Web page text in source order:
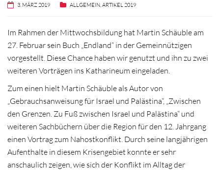
3. MÄRZ 2019 ALLGEMEIN ARTIKEL 2019
Im Rahmen der Mittwochsbildung hat Martin Schäuble am
27. Februar sein Buch „Endland“ in der Gemeinnützigen
vorgestellt. Diese Chance haben wir genutzt und ihn zu zwei
weiteren Vorträgen ins Katharineum eingeladen.
Zum einen hielt Martin Schäuble als Autor von
„Gebrauchsanweisung für Israel und Palästina“, „Zwischen
den Grenzen. Zu Fuß zwischen Israel und Palästina“ und
weiteren Sachbüchern über die Region für den 12. Jahrgang
einen Vortrag zum Nahostkonflikt. Durch seine langjährigen
Aufenthalte in diesem Krisengebiet konnte er sehr
anschaulich zeigen, wie sich der Konflikt im Alltag der